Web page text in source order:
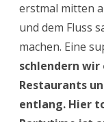
erstmal mitten
und dem Fluss
machen. Eine
schlendern
Restaurants
entlang. Hier